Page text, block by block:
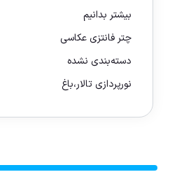
بیشتر بدانیم
چتر فانتزی عکاسی
دسته‌بندی نشده
نورپردازی تالار،باغ